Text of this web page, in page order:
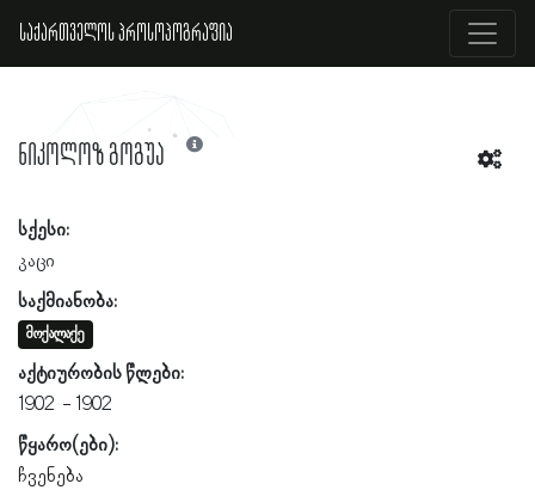
საქართველოს პროსოპოგრაფია
ნიკოლოზ გოგუა
სქესი:
კაცი
საქმიანობა:
მოქალაქე
აქტიურობის წლები:
1902
1902
წყარო(ები):
ჩვენება